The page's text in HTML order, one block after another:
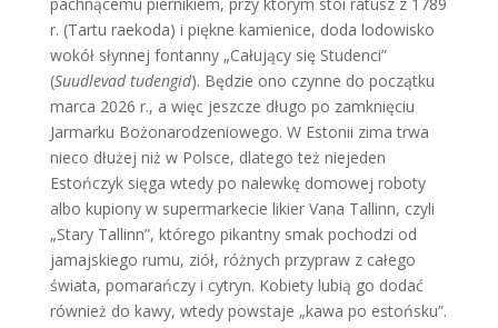
r. (Tartu raekoda) i piękne kamienice, doda lodowisko
wokół słynnej fontanny „Całujący się Studenci”
(Suudlevad tudengid). Będzie ono czynne do początku
marca 2026 r., a więc jeszcze długo po zamknięciu
Jarmarku Bożonarodzeniowego. W Estonii zima trwa
nieco dłużej niż w Polsce, dlatego też niejeden
Estończyk sięga wtedy po nalewkę domowej roboty
albo kupiony w supermarkecie likier Vana Tallinn, czyli
„Stary Tallinn”, którego pikantny smak pochodzi od
jamajskiego rumu, ziół, różnych przypraw z całego
świata, pomarańczy i cytryn. Kobiety lubią go dodać
również do kawy, wtedy powstaje „kawa po estońsku”.